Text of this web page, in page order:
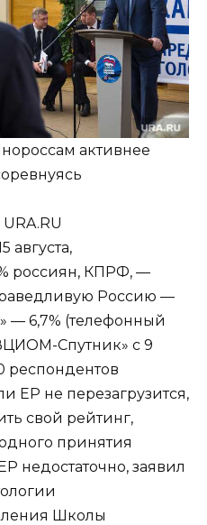
активнее
россиян, КПРФ, —
Россию —
— 6,7% (телефонный
Спутник» с 9
респондентов
ЕР не перезагрузится,
свой рейтинг,
принятия
недостаточно, заявил
Школы